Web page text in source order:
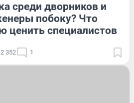
среди дворников и
побоку? Что
ценить специалистов
2 352 1